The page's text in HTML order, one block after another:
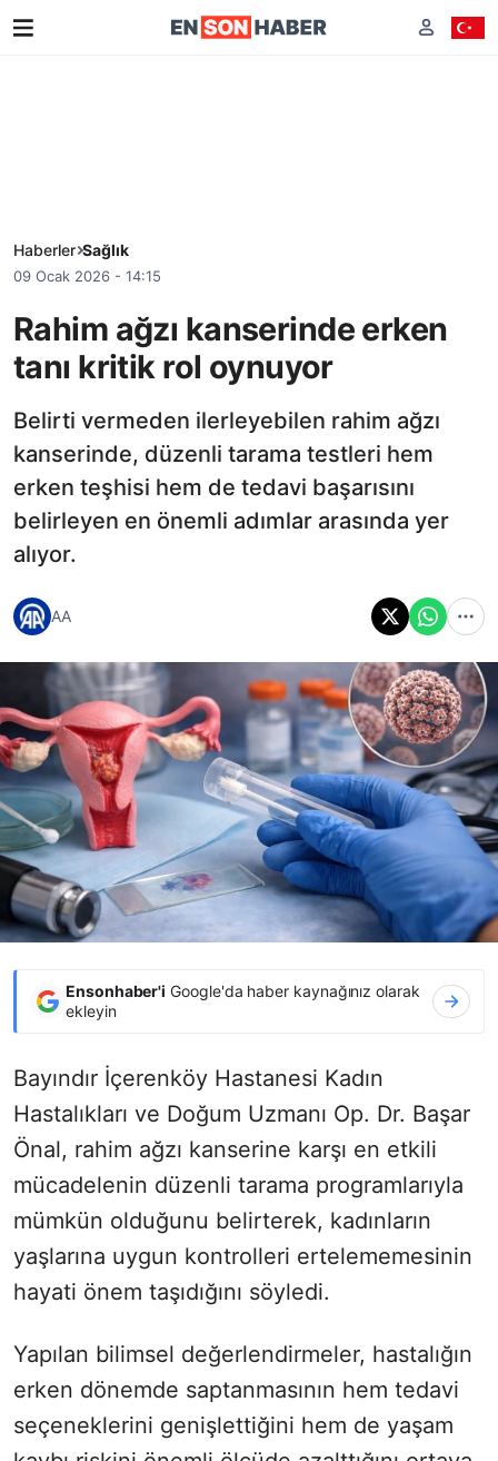
Haberler Sağlık
09 Ocak 2026 - 14:15
Rahim ağzı kanserinde erken
tanı kritik rol oynuyor
Belirti vermeden ilerleyebilen rahim ağzı
kanserinde, düzenli tarama testleri hem
erken teşhisi hem de tedavi başarısını
belirleyen en önemli adımlar arasında yer
alıyor.
AA
Ensonhaber'i Google'da haber kaynağınız olarak
ekleyin
Bayındır İçerenköy Hastanesi Kadın
Hastalıkları ve Doğum Uzmanı Op. Dr. Başar
Önal, rahim ağzı kanserine karşı en etkili
mücadelenin düzenli tarama programlarıyla
mümkün olduğunu belirterek, kadınların
yaşlarına uygun kontrolleri ertelememesinin
hayati önem taşıdığını söyledi.
Yapılan bilimsel değerlendirmeler, hastalığın
erken dönemde saptanmasının hem tedavi
seçeneklerini genişlettiğini hem de yaşam